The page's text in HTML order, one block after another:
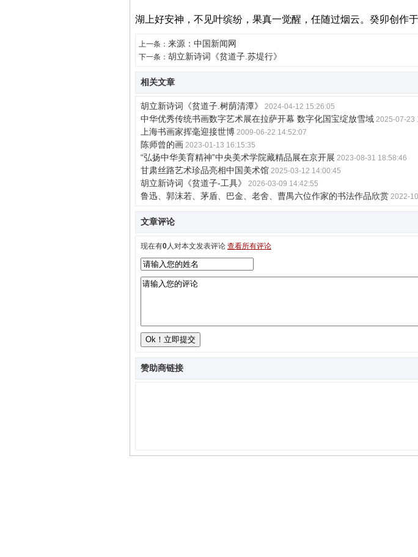
湖上好安神，不见叶缤纷，果真一觉醒，任随过烟云。癸卯创作
上一条： 来源：中国新闻网
下一条： 胡立新诗词《贫道子.苏堤行》
相关文章
胡立新诗词《贫道子.树荫清潭》 2024-04-12 15:26:05
中华优秀传统书画数字艺术展在拉萨开幕 数字化国宝绽放雪域 2025-07-23
上海书画家挥毫迎接世博 2009-06-22 14:52:07
陈师曾的画 2023-01-13 16:15:35
“弘扬中华美育精神”中央美术学院藏精品展在京开展 2023-08-31 18:58:46
甘肃丝路艺术珍品亮相中国美术馆 2025-03-12 14:00:45
胡立新诗词《贫道子-工具》 2026-03-09 14:42:55
鲁迅、郭沫若、茅盾、巴金、老舍、曹禺六位作家的书法作品欣赏 2022-
文章评论
现在有0人对本文发表评论 查看所有评论
赞助商链接